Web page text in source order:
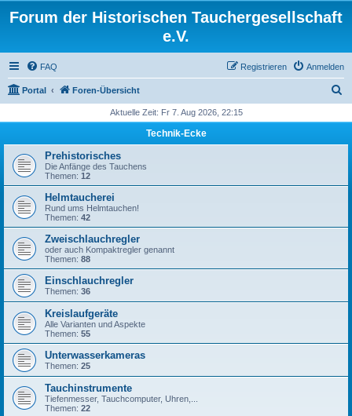
Forum der Historischen Tauchergesellschaft
e.V.
FAQ Anmelden
Registrieren
Portal Foren-Übersicht
h
Aktuelle Zeit: Fr 7. Aug 2026, 22:15
Technik-Ecke
Prehistorisches
Die Anfänge des Tauchens
Themen: 12
Helmtaucherei
Rund ums Helmtauchen!
Themen: 42
Zweischlauchregler
oder auch Kompaktregler genannt
Themen: 88
Einschlauchregler
Themen: 36
Kreislaufgeräte
Alle Varianten und Aspekte
Themen: 55
Unterwasserkameras
Themen: 25
Tauchinstrumente
Tiefenmesser, Tauchcomputer, Uhren,...
Themen: 22